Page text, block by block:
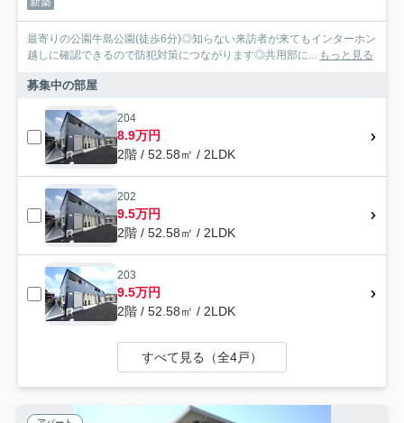
最寄りの公園牛島公園(徒歩6分)◎知らない来訪者が来てもインターホン
越しに確認できるので防犯対策につながります◎共用部に... もっと見る
募集中の部屋
204
8.9万円
2階 / 52.58㎡ / 2LDK
202
9.5万円
2階 / 52.58㎡ / 2LDK
203
9.5万円
2階 / 52.58㎡ / 2LDK
すべて見る（全4戸）